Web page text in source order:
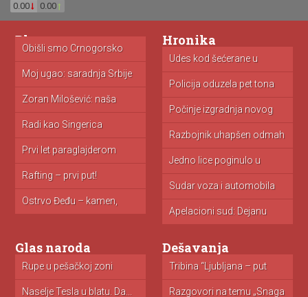
0.00 0.00
Blog
Obišli smo Crnogorsko
primorje: cene...
Moj ugao: saradnja Srbije
i...
Zoran Milošević: naša
borba!
Radi kao Singerica
Prvi let paraglajderom
Rafting – prvi put!
Ostrvo Đeđu – kamen,
mandarine...
Hronika
Udes kod šećerane u
Kovačici...
Policija oduzela pet tona
toalet...
Počinje izgradnja novog
zatvora u...
Razbojnik uhapšen odmah
nakon pljačke...
Jedno lice poginulo u
nesreći...
Sudar voza i automobila
u...
Apelacioni sud: Dejanu
Simeunoviću godinu...
Glas naroda
Rupe u pešačkoj zoni
Naselje Tesla u blatu. Da...
ekologija
Donacija CTG aparata
Dešavanja
Tribina “Ljubljana – put
do...
Razgovori na temu „Snaga